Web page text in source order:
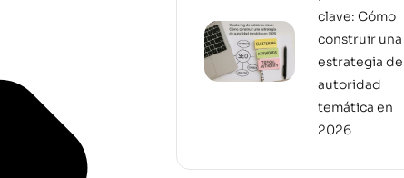
clave: Cómo
construir una
estrategia de
autoridad
temática en
2026